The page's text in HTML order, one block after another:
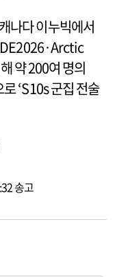
나다 이누빅에서
약 200여 명의
‘S10s 군집 전술
송고